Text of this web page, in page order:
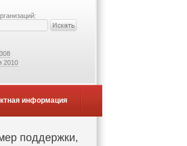
2010
информация
поддержки,